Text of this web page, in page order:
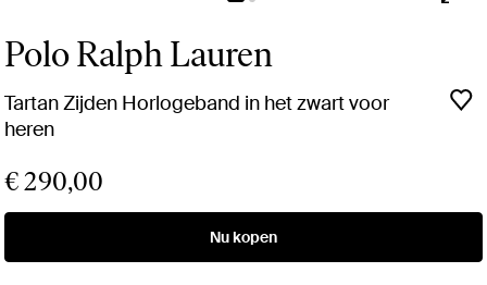
Polo Ralph Lauren
Tartan Zijden Horlogeband in het zwart voor
heren
€ 290,00
Nu kopen